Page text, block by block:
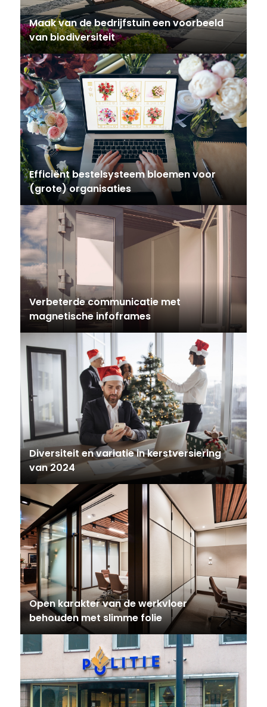
Maak van de bedrijfstuin een voorbeeld
van biodiversiteit
Efficiënt bestelsysteem bloemen voor
(grote) organisaties
Verbeterde communicatie met
magnetische infoframes
Diversiteit en variatie in kerstversiering
van 2024
Open karakter van de werkvloer
behouden met slimme folie